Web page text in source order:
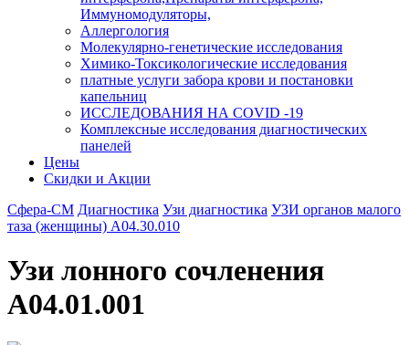
Иммуномодуляторы,
Аллергология
Молекулярно-генетические исследования
Химико-Токсикологические исследования
платные услуги забора крови и постановки
капельниц
ИССЛЕДОВАНИЯ НА COVID -19
Комплексные исследования диагностических
панелей
Цены
Скидки и Акции
Сфера-СМ Диагностика Узи диагностика УЗИ органов малого
таза (женщины) А04.30.010
Узи лонного сочленения
A04.01.001